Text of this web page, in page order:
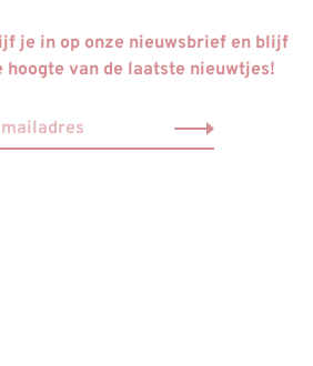
je in op onze nieuwsbrief en blijf
hoogte van de laatste nieuwtjes!